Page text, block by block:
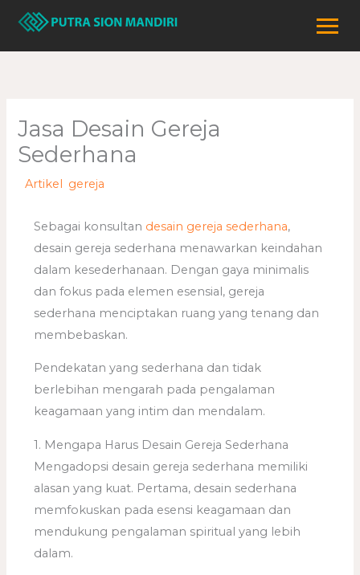
Lewati
konten
Jasa Desain Gereja
Sederhana
/Artikel gereja
Sebagai konsultan desain gereja sederhana,
desain gereja sederhana menawarkan keindahan
dalam kesederhanaan. Dengan gaya minimalis
dan fokus pada elemen esensial, gereja
sederhana menciptakan ruang yang tenang dan
membebaskan.
Pendekatan yang sederhana dan tidak
berlebihan mengarah pada pengalaman
keagamaan yang intim dan mendalam.
1. Mengapa Harus Desain Gereja Sederhana
Mengadopsi desain gereja sederhana memiliki
alasan yang kuat. Pertama, desain sederhana
memfokuskan pada esensi keagamaan dan
mendukung pengalaman spiritual yang lebih
dalam.